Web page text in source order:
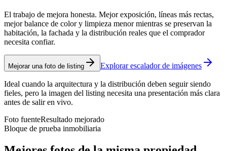
El trabajo de mejora honesta. Mejor exposición, líneas más rectas,
mejor balance de color y limpieza menor mientras se preservan la
habitación, la fachada y la distribución reales que el comprador
necesita confiar.
Mejorar una foto de listing Explorar escalador de imágenes
Ideal cuando la arquitectura y la distribución deben seguir siendo
fieles, pero la imagen del listing necesita una presentación más clara
antes de salir en vivo.
Foto fuenteResultado mejorado
Bloque de prueba inmobiliaria